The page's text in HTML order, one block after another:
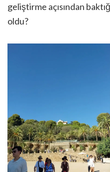
geliştirme açısından
oldu?